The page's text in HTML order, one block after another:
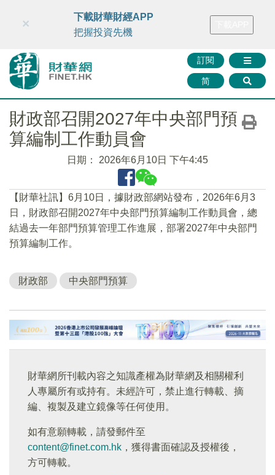
財華智庫網 FINTV FINMETA 財華證券 媒體矩陣
訂閱
简
×
下載財華財經APP
把握投資先機
財政部召開2027年中央部門預
算編制工作動員會
日期： 2026年6月10日 下午4:45
【財華社訊】6月10日，據財政部網站發布，2026年6月3
日，財政部召開2027年中央部門預算編制工作動員會，總
結過去一年部門預算管理工作進展，部署2027年中央部門
預算編制工作。
財政部 中央部門預算
財華網所刊載內容之知識產權為財華網及相關權利
人專屬所有或持有。未經許可，禁止進行轉載、摘
編、複製及建立鏡像等任何使用。
如有意願轉載，請發郵件至
content@finet.com.hk ，獲得書面確認及授權後，
方可轉載。